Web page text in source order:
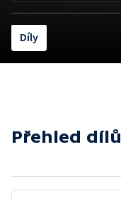
Díly
Přehled dílů